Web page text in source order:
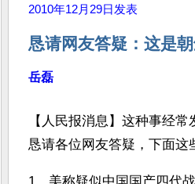
2010年12月29日 发表
恳请网友答疑：这是
岳磊
【人民报消息】这种事经